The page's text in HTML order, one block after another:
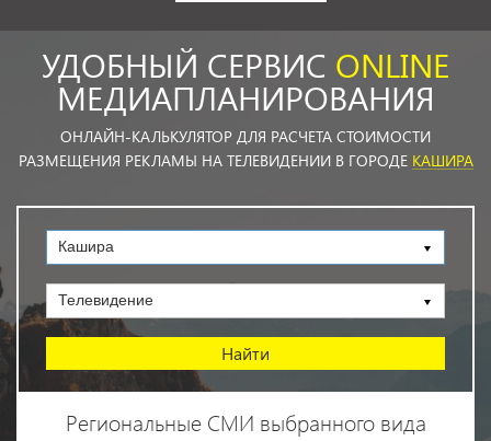
УДОБНЫЙ СЕРВИС ONLINE
МЕДИАПЛАНИРОВАНИЯ
ОНЛАЙН-КАЛЬКУЛЯТОР ДЛЯ РАСЧЕТА СТОИМОСТИ
РАЗМЕЩЕНИЯ РЕКЛАМЫ НА ТЕЛЕВИДЕНИИ В ГОРОДЕ КАШИРА
Кашира
Телевидение
Региональные СМИ выбранного вида